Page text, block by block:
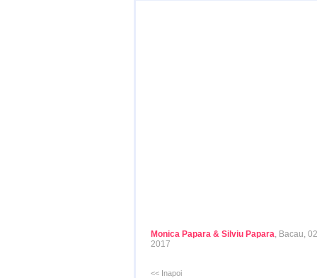
Monica Papara & Silviu Papara, Bacau,
2017
<< Inapoi